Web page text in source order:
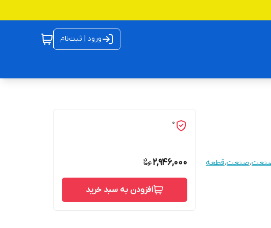
ورود | ثبت‌نام
،صنعت،قطعه
0
2,946,000
افزودن به سبد خرید